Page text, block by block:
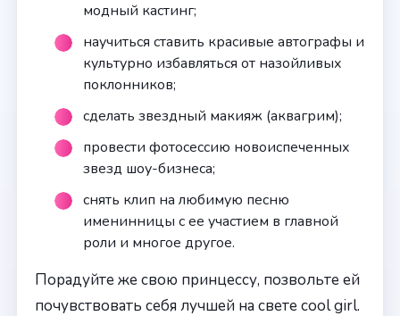
модный кастинг;
научиться ставить красивые автографы и
культурно избавляться от назойливых
поклонников;
сделать звездный макияж (аквагрим);
провести фотосессию новоиспеченных
звезд шоу-бизнеса;
снять клип на любимую песню
именинницы с ее участием в главной
роли и многое другое.
Порадуйте же свою принцессу, позвольте ей
почувствовать себя лучшей на свете cool girl.